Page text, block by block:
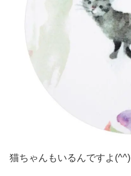
猫ちゃんもいるんですよ(^^)